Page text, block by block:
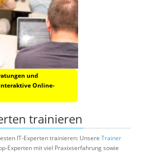
und
Online-
trainieren
IT-Experten trainieren: Unsere Trainer
Experten mit viel Praxixserfahrung sowie